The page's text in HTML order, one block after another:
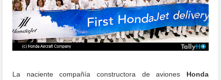
La naciente compañía constructora de aviones Honda